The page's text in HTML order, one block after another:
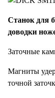
Станок для
доводки
Заточные
Магниты
точной